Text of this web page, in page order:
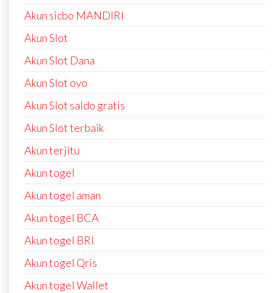
Akun sicbo MANDIRI
Akun Slot
Akun Slot Dana
Akun Slot ovo
Akun Slot saldo gratis
Akun Slot terbaik
Akun terjitu
Akun togel
Akun togel aman
Akun togel BCA
Akun togel BRI
Akun togel Qris
Akun togel Wallet